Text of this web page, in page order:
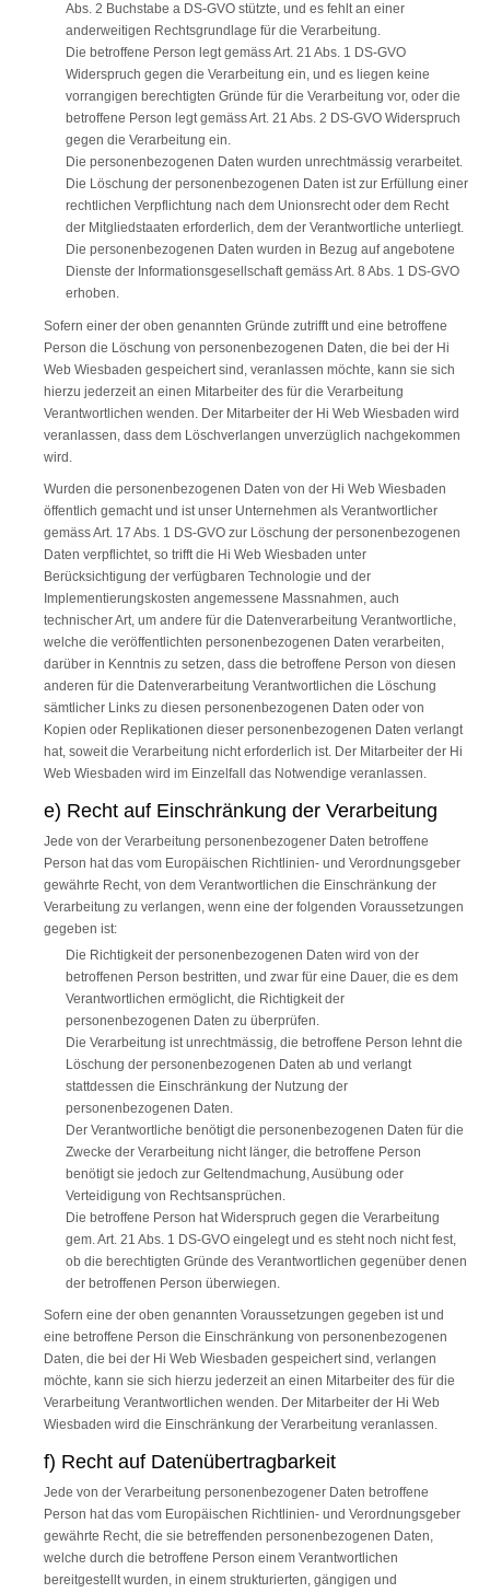
Abs. 2 Buchstabe a DS-GVO stützte, und es fehlt an einer
anderweitigen Rechtsgrundlage für die Verarbeitung.
Die betroffene Person legt gemäss Art. 21 Abs. 1 DS-GVO
Widerspruch gegen die Verarbeitung ein, und es liegen keine
vorrangigen berechtigten Gründe für die Verarbeitung vor, oder die
betroffene Person legt gemäss Art. 21 Abs. 2 DS-GVO Widerspruch
gegen die Verarbeitung ein.
Die personenbezogenen Daten wurden unrechtmässig verarbeitet.
Die Löschung der personenbezogenen Daten ist zur Erfüllung einer
rechtlichen Verpflichtung nach dem Unionsrecht oder dem Recht
der Mitgliedstaaten erforderlich, dem der Verantwortliche unterliegt.
Die personenbezogenen Daten wurden in Bezug auf angebotene
Dienste der Informationsgesellschaft gemäss Art. 8 Abs. 1 DS-GVO
erhoben.
Sofern einer der oben genannten Gründe zutrifft und eine betroffene
Person die Löschung von personenbezogenen Daten, die bei der Hi
Web Wiesbaden gespeichert sind, veranlassen möchte, kann sie sich
hierzu jederzeit an einen Mitarbeiter des für die Verarbeitung
Verantwortlichen wenden. Der Mitarbeiter der Hi Web Wiesbaden wird
veranlassen, dass dem Löschverlangen unverzüglich nachgekommen
wird.
Wurden die personenbezogenen Daten von der Hi Web Wiesbaden
öffentlich gemacht und ist unser Unternehmen als Verantwortlicher
gemäss Art. 17 Abs. 1 DS-GVO zur Löschung der personenbezogenen
Daten verpflichtet, so trifft die Hi Web Wiesbaden unter
Berücksichtigung der verfügbaren Technologie und der
Implementierungskosten angemessene Massnahmen, auch
technischer Art, um andere für die Datenverarbeitung Verantwortliche,
welche die veröffentlichten personenbezogenen Daten verarbeiten,
darüber in Kenntnis zu setzen, dass die betroffene Person von diesen
anderen für die Datenverarbeitung Verantwortlichen die Löschung
sämtlicher Links zu diesen personenbezogenen Daten oder von
Kopien oder Replikationen dieser personenbezogenen Daten verlangt
hat, soweit die Verarbeitung nicht erforderlich ist. Der Mitarbeiter der Hi
Web Wiesbaden wird im Einzelfall das Notwendige veranlassen.
e) Recht auf Einschränkung der Verarbeitung
Jede von der Verarbeitung personenbezogener Daten betroffene
Person hat das vom Europäischen Richtlinien- und Verordnungsgeber
gewährte Recht, von dem Verantwortlichen die Einschränkung der
Verarbeitung zu verlangen, wenn eine der folgenden Voraussetzungen
gegeben ist:
Die Richtigkeit der personenbezogenen Daten wird von der
betroffenen Person bestritten, und zwar für eine Dauer, die es dem
Verantwortlichen ermöglicht, die Richtigkeit der
personenbezogenen Daten zu überprüfen.
Die Verarbeitung ist unrechtmässig, die betroffene Person lehnt die
Löschung der personenbezogenen Daten ab und verlangt
stattdessen die Einschränkung der Nutzung der
personenbezogenen Daten.
Der Verantwortliche benötigt die personenbezogenen Daten für die
Zwecke der Verarbeitung nicht länger, die betroffene Person
benötigt sie jedoch zur Geltendmachung, Ausübung oder
Verteidigung von Rechtsansprüchen.
Die betroffene Person hat Widerspruch gegen die Verarbeitung
gem. Art. 21 Abs. 1 DS-GVO eingelegt und es steht noch nicht fest,
ob die berechtigten Gründe des Verantwortlichen gegenüber denen
der betroffenen Person überwiegen.
Sofern eine der oben genannten Voraussetzungen gegeben ist und
eine betroffene Person die Einschränkung von personenbezogenen
Daten, die bei der Hi Web Wiesbaden gespeichert sind, verlangen
möchte, kann sie sich hierzu jederzeit an einen Mitarbeiter des für die
Verarbeitung Verantwortlichen wenden. Der Mitarbeiter der Hi Web
Wiesbaden wird die Einschränkung der Verarbeitung veranlassen.
f) Recht auf Datenübertragbarkeit
Jede von der Verarbeitung personenbezogener Daten betroffene
Person hat das vom Europäischen Richtlinien- und Verordnungsgeber
gewährte Recht, die sie betreffenden personenbezogenen Daten,
welche durch die betroffene Person einem Verantwortlichen
bereitgestellt wurden, in einem strukturierten, gängigen und